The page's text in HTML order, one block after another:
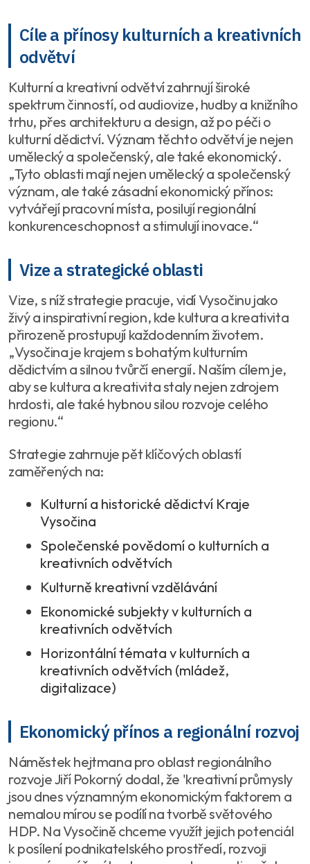
Cíle a přínosy kulturních a kreativních
odvětví
Kulturní a kreativní odvětví zahrnují široké
spektrum činností, od audiovize, hudby a knižního
trhu, přes architekturu a design, až po péči o
kulturní dědictví. Význam těchto odvětví je nejen
umělecký a společenský, ale také ekonomický.
„Tyto oblasti mají nejen umělecký a společenský
význam, ale také zásadní ekonomický přínos:
vytvářejí pracovní místa, posilují regionální
konkurenceschopnost a stimulují inovace.“
Vize a strategické oblasti
Vize, s níž strategie pracuje, vidí Vysočinu jako
živý a inspirativní region, kde kultura a kreativita
přirozeně prostupují každodenním životem.
„Vysočina je krajem s bohatým kulturním
dědictvím a silnou tvůrčí energií. Naším cílem je,
aby se kultura a kreativita staly nejen zdrojem
hrdosti, ale také hybnou silou rozvoje celého
regionu.“
Strategie zahrnuje pět klíčových oblastí
zaměřených na:
Kulturní a historické dědictví Kraje
Vysočina
Společenské povědomí o kulturních a
kreativních odvětvích
Kulturně kreativní vzdělávání
Ekonomické subjekty v kulturních a
kreativních odvětvích
Horizontální témata v kulturních a
kreativních odvětvích (mládež,
digitalizace)
Ekonomický přínos a regionální rozvoj
Náměstek hejtmana pro oblast regionálního
rozvoje Jiří Pokorný dodal, že 'kreativní průmysly
jsou dnes významným ekonomickým faktorem a
nemalou mírou se podílí na tvorbě světového
HDP. Na Vysočině chceme využít jejich potenciál
k posílení podnikatelského prostředí, rozvoji